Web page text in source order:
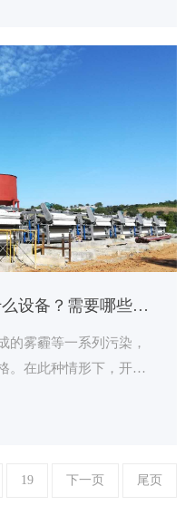
开办一个砂石厂应该准备什么设备？需要哪些流程？投资多少钱？
的雾霾等一系列污染，
。在此种情形下，开办
19 下一页 尾页